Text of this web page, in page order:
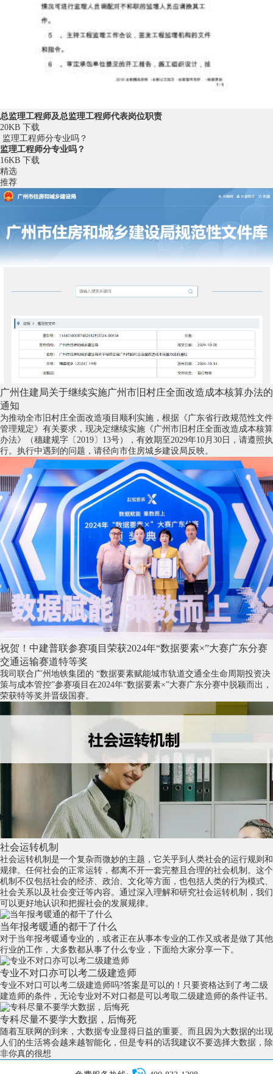
总监理工程师及总监理工程师代表岗位职责
20KB 下载
监理工程师分专业吗？
监理工程师分专业吗？
16KB 下载
精选
推荐
广州住建局关于继续实施广州市旧村庄全面改造成本核算办法的
通知
为推动全市旧村庄全面改造项目顺利实施，根据《广东省行政规范性文件
管理规定》有关要求，现决定继续实施《广州市旧村庄全面改造成本核算
办法》（穗建规字〔2019〕13号），有效期至2029年10月30日，请遵照执
行。执行中遇到的问题，请径向市住房城乡建设局反映。
祝贺！中建普联参赛项目荣获2024年“数据要素×”大赛广东分赛
交通运输赛道特等奖
我司联合广州地铁集团的 “数据要素赋能城市轨道交通全生命周期投资决
策与成本管控”参赛项目在2024年“数据要素×”大赛广东分赛中脱颖而出，
荣获特等奖并晋级国赛。
社会运转机制
社会运转机制是一个复杂而微妙的主题，它关乎到人类社会的运行规则和
规律。任何社会的正常运转，都离不开一套完整且合理的社会机制。这个
机制不仅包括社会的经济、政治、文化等方面，也包括人类的行为模式、
社会关系以及社会变迁等内容。通过深入理解和研究社会运转机制，我们
可以更好地认识和把握社会的发展规律。
当年报考暖通的都干了什么
对于当年报考暖通专业的，或者正在从事本专业的工作又或者是做了其他
行业的工作，大多数都从事了什么专业，下面给大家分享一下。
专业不对口亦可以考二级建造师
专业不对口可以考二级建造师吗?答案是可以的！只要资格达到了考二级
建造师的条件，无论专业对不对口都是可以考取二级建造师的条件证书。
专科尽量不要学大数据，后悔死
随着互联网的到来，大数据专业显得日益的重要。而且因为大数据的出现
人们的生活将会越来越智能化，但是专科的话我建议不要选择大数据，除
非你真的很想